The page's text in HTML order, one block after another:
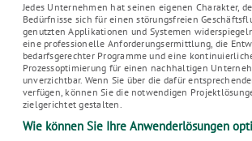
Jedes Unternehmen hat seinen eigenen Charakter,
Bedürfnisse sich für einen störungsfreien
genutzten Applikationen und Systemen
eine professionelle Anforderungsermittlung, die
bedarfsgerechter Programme und eine
Prozessoptimierung für einen nachhaltigen
unverzichtbar. Wenn Sie über die dafür
verfügen, können Sie die notwendigen
zielgerichtet gestalten.
Wie können Sie Ihre Anwenderlösungen